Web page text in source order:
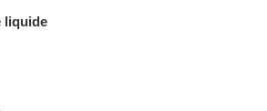
liquide